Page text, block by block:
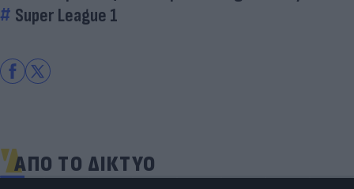
Super League 1
ΑΠΟ ΤΟ ΔΙΚΤΥΟ